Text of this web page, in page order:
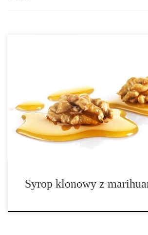
Syrop klonowy z marihuaną? Bardzo proszę!
przepis. Doskonały dodatek do śniadań
W Polsce co prawda nie tak bardzo popularny
więcej ludzi zakochuje się w nim tak bardzo
Syrop klonowy z